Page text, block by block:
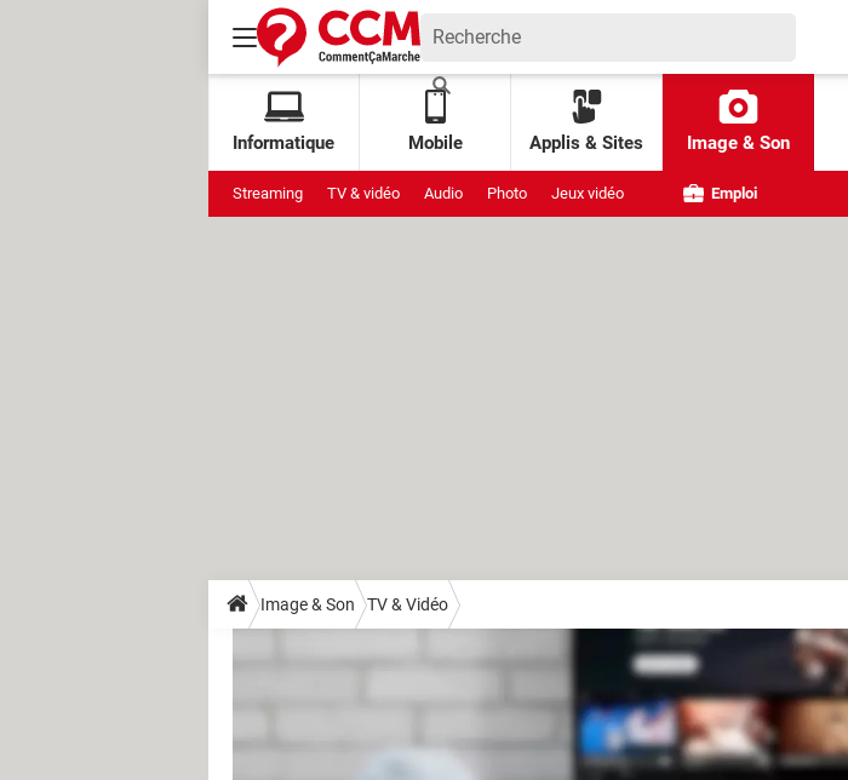
Informatique Mobile Applis & Sites Image & Son
Streaming TV & vidéo Audio Photo Jeux vidéo Emploi
Image & Son TV & Vidéo